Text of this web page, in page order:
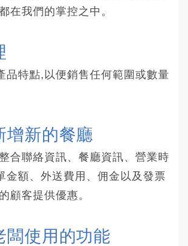
在我們的掌控之中。
品特點,以便銷售任何範圍或數量
增新的餐廳
合聯絡資訊、餐廳資訊、營業時
金額、外送費用、佣金以及發票
顧客提供優惠。
闆使用的功能